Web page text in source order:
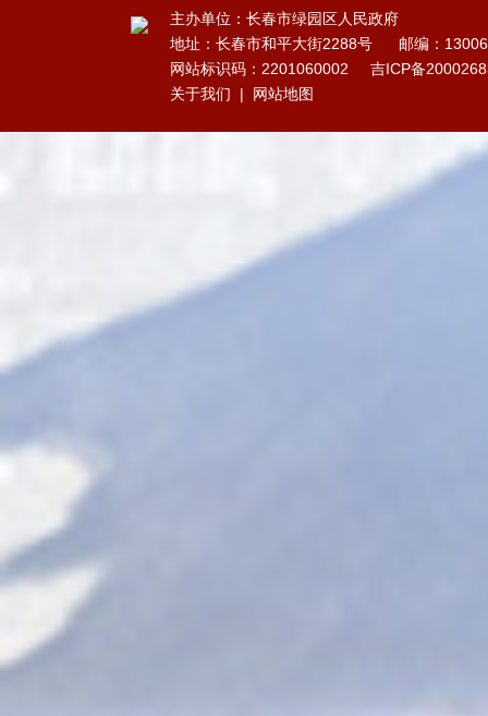
主办单位：长春市绿园区人民政府
地址：长春市和平大街2288号
邮编：
网站标识码：2201060002
吉ICP备
关于我们 | 网站地图